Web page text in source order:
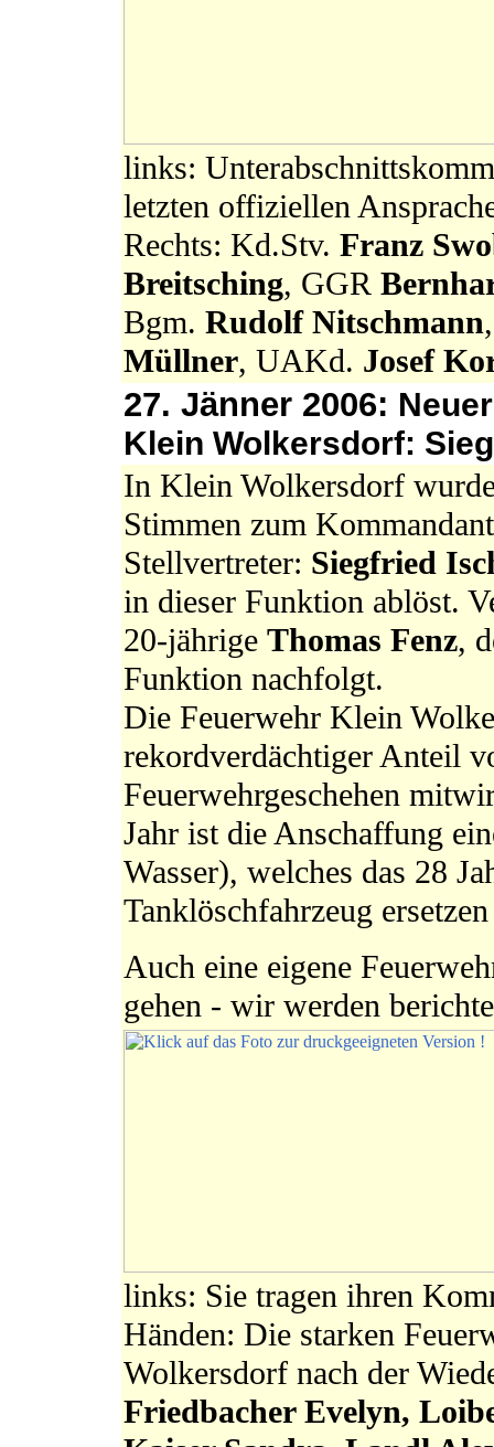
links:
letzten offiziellen
Rechts: Kd.Stv. Franz
Breitsching, GGR
Bgm. Rudolf Nitschmann
Müllner, UAKd. Josef
27. Jänner 2006:
Klein Wolkersdorf:
In Klein Wolkersdorf
Stimmen zum
Stellvertreter: Siegfried
in dieser Funktion ablöst.
20-jährige Thomas Fenz,
Funktion nachfolgt.
Die Feuerwehr Klein
rekordverdächtiger Anteil
Feuerwehrgeschehen
Jahr ist die Anschaffung
Wasser), welches das 28
Tanklöschfahrzeug
Auch eine eigene
gehen - wir werden
links: Sie tragen ihren
Händen: Die starken
Wolkersdorf nach der
Friedbacher Evelyn,